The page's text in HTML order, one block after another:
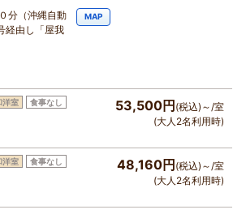
分（沖縄自動
経由し「屋我
MAP
洋室 食事なし 53,500円 (税込)～/室
(大人2名利用時)
洋室 食事なし 48,160円 (税込)～/室
(大人2名利用時)